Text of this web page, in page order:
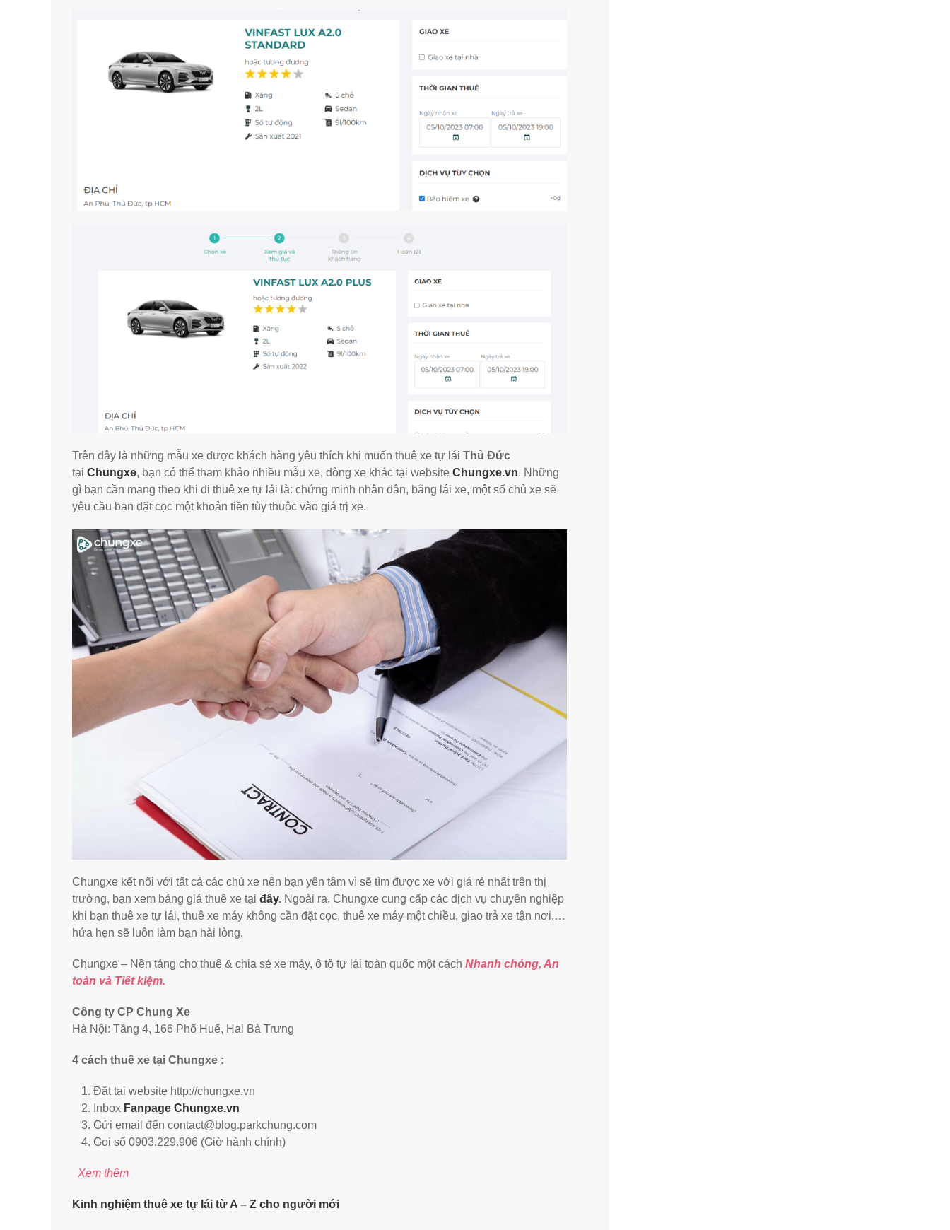
Trên đây là những mẫu xe được khách hàng yêu thích khi muốn thuê xe tự lái Thủ Đức
tại Chungxe, bạn có thể tham khảo nhiều mẫu xe, dòng xe khác tại website Chungxe.vn. Những
gì bạn cần mang theo khi đi thuê xe tự lái là: chứng minh nhân dân, bằng lái xe, một số chủ xe sẽ
yêu cầu bạn đặt cọc một khoản tiền tùy thuộc vào giá trị xe.
Chungxe kết nối với tất cả các chủ xe nên bạn yên tâm vì sẽ tìm được xe với giá rẻ nhất trên thị
trường, bạn xem bảng giá thuê xe tại đây. Ngoài ra, Chungxe cung cấp các dịch vụ chuyên nghiệp
khi bạn thuê xe tự lái, thuê xe máy không cần đặt cọc, thuê xe máy một chiều, giao trả xe tận nơi,…
hứa hẹn sẽ luôn làm bạn hài lòng.
Chungxe – Nền tảng cho thuê & chia sẻ xe máy, ô tô tự lái toàn quốc một cách Nhanh chóng, An
toàn và Tiết kiệm.
Công ty CP Chung Xe
Hà Nội: Tầng 4, 166 Phố Huế, Hai Bà Trưng
4 cách thuê xe tại Chungxe :
Đặt tại website http://chungxe.vn
Inbox Fanpage Chungxe.vn
Gửi email đến contact@blog.parkchung.com
Gọi số 0903.229.906 (Giờ hành chính)
Xem thêm
Kinh nghiệm thuê xe tự lái từ A – Z cho người mới